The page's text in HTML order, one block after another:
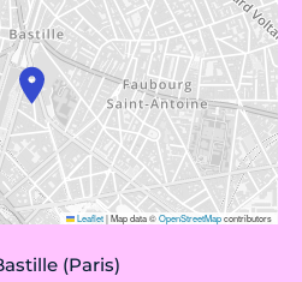
Leaflet|Map data ©OpenStreetMapcontributors
(Paris)